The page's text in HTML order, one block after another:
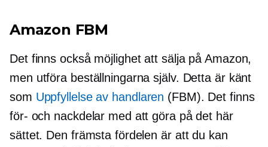
Amazon FBM
Det finns också möjlighet att sälja på Amazon,
men utföra beställningarna själv. Detta är känt
som Uppfyllelse av handlaren (FBM). Det finns
för- och nackdelar med att göra på det här
sättet. Den främsta fördelen är att du kan